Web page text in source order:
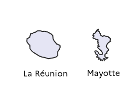
La Réunion Mayotte